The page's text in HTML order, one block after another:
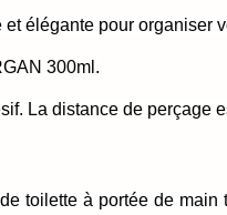
élégante pour organiser
300ml.
La distance de perçage
toilette à portée de